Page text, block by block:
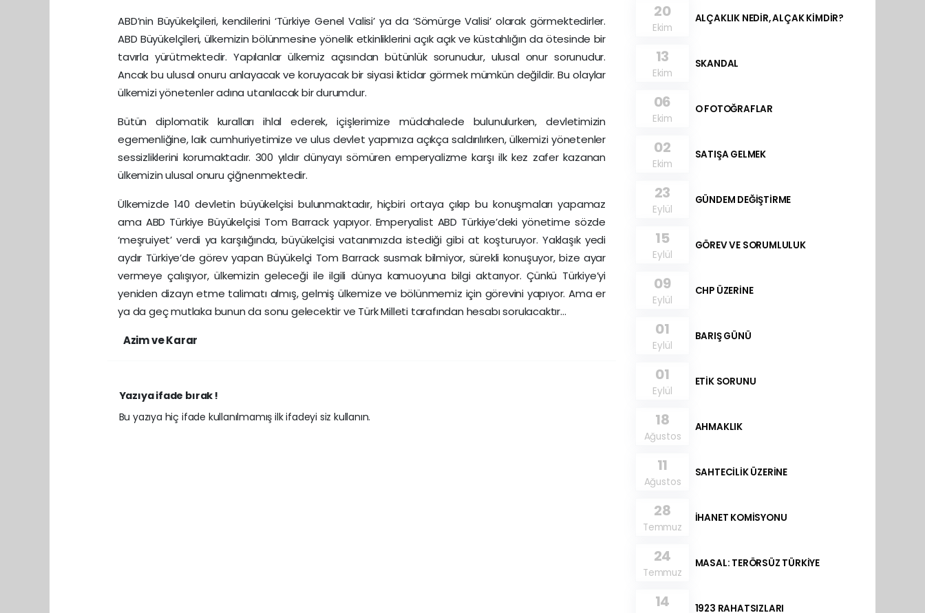
ABD’nin Büyükelçileri, kendilerini ‘Türkiye Genel Valisi’ ya da ‘Sömürge Valisi’ olarak görmektedirler.
ABD Büyükelçileri, ülkemizin bölünmesine yönelik etkinliklerini açık açık ve küstahlığın da ötesinde bir
tavırla yürütmektedir. Yapılanlar ülkemiz açısından bütünlük sorunudur, ulusal onur sorunudur.
Ancak bu ulusal onuru anlayacak ve koruyacak bir siyasi iktidar görmek mümkün değildir. Bu olaylar
ülkemizi yönetenler adına utanılacak bir durumdur.
Bütün diplomatik kuralları ihlal ederek, içişlerimize müdahalede bulunulurken, devletimizin
egemenliğine, laik cumhuriyetimize ve ulus devlet yapımıza açıkça saldırılırken, ülkemizi yönetenler
sessizliklerini korumaktadır. 300 yıldır dünyayı sömüren emperyalizme karşı ilk kez zafer kazanan
ülkemizin ulusal onuru çiğnenmektedir.
Ülkemizde 140 devletin büyükelçisi bulunmaktadır, hiçbiri ortaya çıkıp bu konuşmaları yapamaz
ama ABD Türkiye Büyükelçisi Tom Barrack yapıyor. Emperyalist ABD Türkiye’deki yönetime sözde
‘meşruiyet’ verdi ya karşılığında, büyükelçisi vatanımızda istediği gibi at koşturuyor. Yaklaşık yedi
aydır Türkiye’de görev yapan Büyükelçi Tom Barrack susmak bilmiyor, sürekli konuşuyor, bize ayar
vermeye çalışıyor, ülkemizin geleceği ile ilgili dünya kamuoyuna bilgi aktarıyor. Çünkü Türkiye’yi
yeniden dizayn etme talimatı almış, gelmiş ülkemize ve bölünmemiz için görevini yapıyor. Ama er
ya da geç mutlaka bunun da sonu gelecektir ve Türk Milleti tarafından hesabı sorulacaktır…
Azim ve Karar
Yazıya ifade bırak !
Bu yazıya hiç ifade kullanılmamış ilk ifadeyi siz kullanın.
20
Ekim
ALÇAKLIK NEDİR, ALÇAK KİMDİR?
13
Ekim
SKANDAL
06
Ekim
O FOTOĞRAFLAR
02
Ekim
SATIŞA GELMEK
23
Eylül
GÜNDEM DEĞİŞTİRME
15
Eylül
GÖREV VE SORUMLULUK
09
Eylül
CHP ÜZERİNE
01
Eylül
BARIŞ GÜNÜ
01
Eylül
ETİK SORUNU
18
Ağustos
AHMAKLIK
11
Ağustos
SAHTECİLİK ÜZERİNE
28
Temmuz
İHANET KOMİSYONU
24
Temmuz
MASAL: TERÖRSÜZ TÜRKİYE
14 1923 RAHATSIZLARI